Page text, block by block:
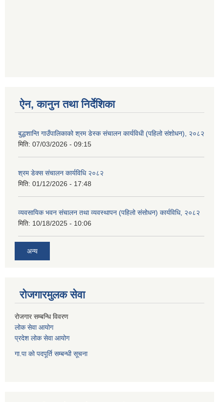
ऐन, कानुन तथा निर्देशिका
बुद्धशान्ति गाउँपालिकाको श्रम डेस्क संचालन कार्यविधी (पहिलो संशोधन), २०८२
मिति: 07/03/2026 - 09:15
श्रम डेक्स संचालन कार्यविधि २०८२
मिति: 01/12/2026 - 17:48
व्यवसायिक भवन संचालन तथा व्यवस्थापन (पहिलो संसोधन) कार्यविधि, २०८२
मिति: 10/18/2025 - 10:06
अन्य
रोजगारमुलक सेवा
रोजगार सम्बन्धि विवरण
लोक सेवा आयोग
प्रदेश लोक सेवा आयोग
गा.पा को पदपूर्ति सम्बन्धी सूचना